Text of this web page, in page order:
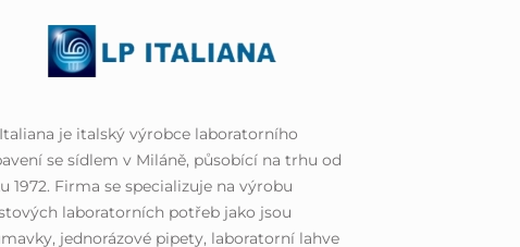
je italský výrobce laboratorního
se sídlem v Miláně, působící na trhu od
1972. Firma se specializuje na výrobu
laboratorních potřeb jako jsou
jednorázové pipety, laboratorní lahve